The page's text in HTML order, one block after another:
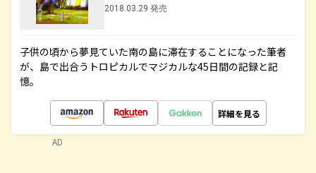
2018.03.29 発売
子供の頃から夢見ていた南の島に滞在することになった筆者
が、島で出合うトロピカルでマジカルな45日間の記録と記
憶。
詳細を見る
AD